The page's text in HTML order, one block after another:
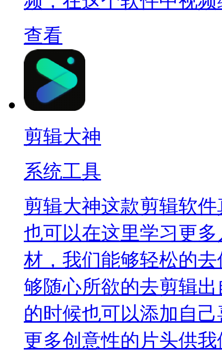
查看
剪辑大神
系统工具
剪辑大神这款剪辑软
也可以在这里学习更
材，我们能够轻松的
够随心所欲的去剪辑
的时候也可以添加自
更多创意性的片头供